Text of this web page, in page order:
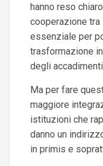
hanno reso
cooperazione
essenziale per
trasformazione
degli
Ma per fare
maggiore
istituzioni che
danno un
in primis e